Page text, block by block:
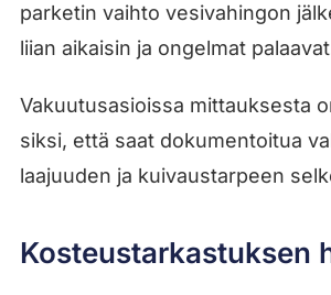
parketin vaihto vesivahingon
liian aikaisin ja ongelmat
Vakuutusasioissa mittauksesta
siksi, että saat dokumentoitua
laajuuden ja kuivaustarpeen
Kosteustarkastuksen